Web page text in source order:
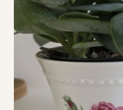
Vintage boeken en strips
Kerst